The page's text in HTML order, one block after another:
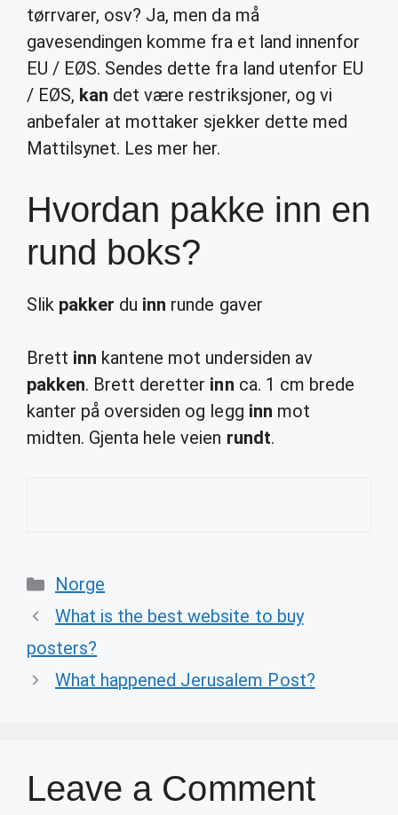
tørrvarer, osv? Ja, men da må
gavesendingen komme fra et land innenfor
EU / EØS. Sendes dette fra land utenfor EU
/ EØS, kan det være restriksjoner, og vi
anbefaler at mottaker sjekker dette med
Mattilsynet. Les mer her.
Hvordan pakke inn en
rund boks?
Slik pakker du inn runde gaver
Brett inn kantene mot undersiden av
pakken. Brett deretter inn ca. 1 cm brede
kanter på oversiden og legg inn mot
midten. Gjenta hele veien rundt.
Categories
Norge
What is the best website to buy
posters?
What happened Jerusalem Post?
Leave a Comment